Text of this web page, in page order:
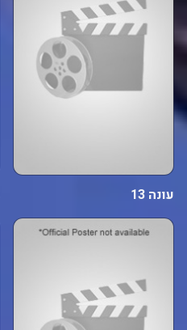
עונה 13